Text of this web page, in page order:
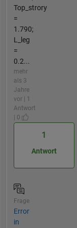
Top_strory
=
1.790;
L_leg
=
0.2...
mehr
als 3
Jahre
vor | 1
Antwort
| 0
1
Antwort
Frage
Error
in